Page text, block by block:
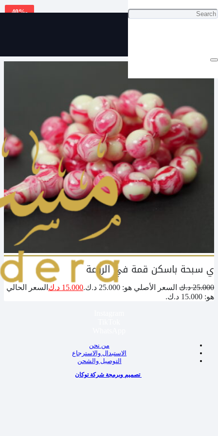
باسكن -
40% غير متوفر في المخزون
ي سبحة باسكن قمة في الروعة
25.000 د.ك السعر الأصلي هو: 25.000 د.ك. 15.000 د.ك السعر الحالي
هو: 15.000 د.ك.
من نحن
الاستبدال والاسترجاع
التوصيل والشحن
تصميم وبرمجة شركة توكان